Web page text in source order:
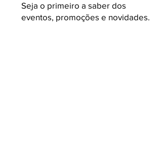
Seja o primeiro a saber dos
eventos, promoções e novidades.